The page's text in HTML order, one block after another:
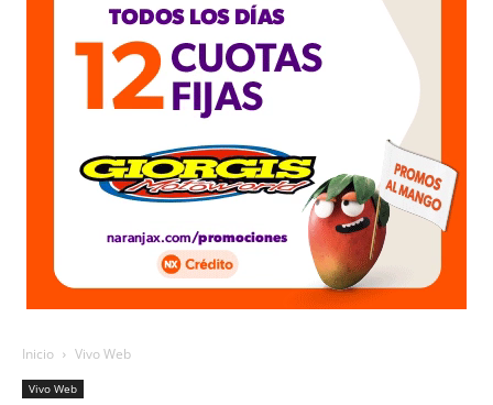
Inicio Vivo Web
Vivo Web